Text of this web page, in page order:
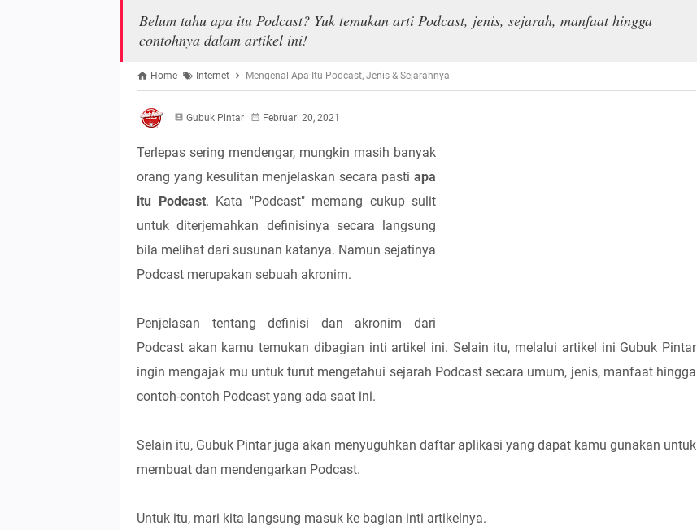
Belum tahu apa itu Podcast? Yuk temukan arti Podcast, jenis, sejarah, manfaat hingga
contohnya dalam artikel ini!
Home Internet Mengenal Apa Itu Podcast, Jenis & Sejarahnya
Gubuk Pintar Februari 20, 2021
Terlepas sering mendengar, mungkin masih banyak
orang yang kesulitan menjelaskan secara pasti apa
itu Podcast. Kata "Podcast" memang cukup sulit
untuk diterjemahkan definisinya secara langsung
bila melihat dari susunan katanya. Namun sejatinya
Podcast merupakan sebuah akronim.
Penjelasan tentang definisi dan akronim dari
Podcast akan kamu temukan dibagian inti artikel ini. Selain itu, melalui artikel ini Gubuk Pintar
ingin mengajak mu untuk turut mengetahui sejarah Podcast secara umum, jenis, manfaat hingga
contoh-contoh Podcast yang ada saat ini.
Selain itu, Gubuk Pintar juga akan menyuguhkan daftar aplikasi yang dapat kamu gunakan untuk
membuat dan mendengarkan Podcast.
Untuk itu, mari kita langsung masuk ke bagian inti artikelnya.